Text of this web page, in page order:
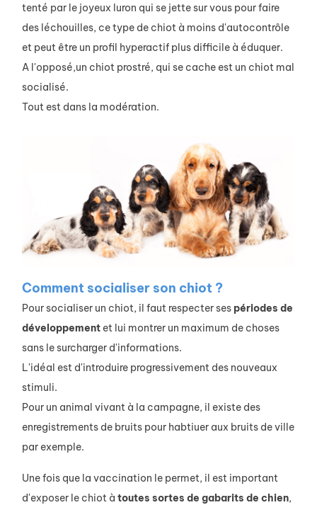
tenté par le joyeux luron qui se jette sur vous pour faire
des léchouilles, ce type de chiot à moins d'autocontrôle
et peut être un profil hyperactif plus difficile à éduquer.
A l'opposé,un chiot prostré, qui se cache est un chiot mal
socialisé.
Tout est dans la modération.
Comment socialiser son chiot ?
Pour socialiser un chiot, il faut respecter ses périodes de
développement et lui montrer un maximum de choses
sans le surcharger d'informations.
L'idéal est d'introduire progressivement des nouveaux
stimuli.
Pour un animal vivant à la campagne, il existe des
enregistrements de bruits pour habtiuer aux bruits de ville
par exemple.
Une fois que la vaccination le permet, il est important
d'exposer le chiot à toutes sortes de gabarits de chien,